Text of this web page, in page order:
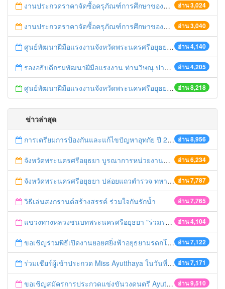
อ่าน 3,024
งานประกวดราคาจัดซื้อครุภัณฑ์การศึกษาของศูนย์พัฒนาฝีมือแรงงานจังหวัดพระนครศรีอยุูุธยา ด้วยวิธีการทางอิเล็กทรอนิกส์
อ่าน 3,040
งานประกวดราคาจัดซื้อครุภัณฑ์การศึกษาของศูนย์พัฒนาฝีมือแรงงานจังหวัดพระนครศรีอยุูุธยา ด้วยวิธีการทางอิเล็กทรอนิกส์
อ่าน 4,140
ศูนย์พัฒนาฝีมือแรงงานจังหวัดพระนครศรีอยุธยาเข้าร่วมกิจกรรมวันเฉลิมพระชนมพรรษาพระบาทสมเด็จพระเจ้าอยู่หัว
อ่าน 4,205
รองอธิบดีกรมพัฒนาฝีมือแรงงาน ท่านวิษณุ ปานวร เข้าเยี่ยมชมบริษัท เอคโค่ฯ
อ่าน 8,218
ศูนย์พัฒนาฝีมือแรงงานจังหวัดพระนครศรีอยุธยาจัดฝึกอบรมให้กับพนักงานในสถานประกอบกิจการ
ข่าวล่าสุด
อ่าน 8,956
การเตรียมการป้องกันและแก้ไขปัญหาอุทกัย ปี 2561
อ่าน 6,234
จังหวัดพระนครศรีอยุธยา บูรณาการหน่วยงานที่เกี่ยวข้อง ลงพื้นที่จัดระเบียบและดำเนินมาตรการตามบทลงโทษสูงสุดกับผู้ประกอบการร้านค้าที่ยังฝ่าฝืนตั้งร้านค้ารุกล้ำเขตพื้นที่ทางหลวง เตรียมความปลอดภัยก่อนเทศกาลสงกรานต์
อ่าน 7,787
จังหวัดพระนครศรีอยุธยา ปล่อยแถวตำรวจ ทหาร ฝ่ายปกครอง กว่า 100 นาย ตรวจเข้มท่ารถสาธารณะ สถานีขนส่งรถโดยสาร วินรถตู้ และสถานีรถไฟ เตรียมรับมือเทศกาลสงกรานต์
อ่าน 7,765
วิธีเล่นสงกรานต์สร้างสรรค์ ร่วมใจกันรักน้ำ
อ่าน 4,104
แขวงทางหลวงชนบทพระนครศรีอยุธยา "ร่วมรณรงค์ ขับช้า เปิดไฟหน้า คาดเข็มขัด" เทศกาลสงกรานต์ ปี 2561
อ่าน 7,122
ขอเชิญร่วมพิธีเปิดงานยอยศยิ่งฟ้าอยุธยามรดกโลก
อ่าน 7,171
ร่วมเชียร์ผู้เข้าประกวด Miss Ayutthaya ในวันที่ 15 ธันวาคม 2560
อ่าน 9,510
ขอเชิญสมัครการประกวดแข่งขันวงดนตรี Ayutthaya battle of the bands